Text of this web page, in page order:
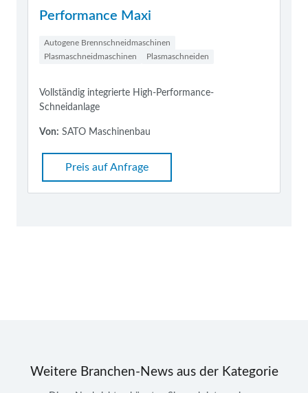
Performance Maxi
Autogene Brennschneidmaschinen
Plasmaschneidmaschinen
Plasmaschneiden
Vollständig integrierte High-Performance-
Schneidanlage
Von: SATO Maschinenbau
Preis auf Anfrage
Weitere Branchen-News aus der Kategorie